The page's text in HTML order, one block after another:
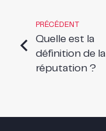
PRÉCÉDENT
Quelle est la
définition de la
réputation ?